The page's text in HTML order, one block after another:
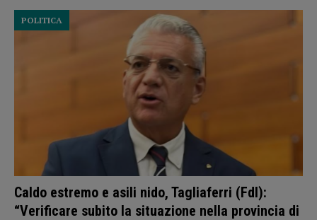
Caldo estremo e asili nido, Tagliaferri (FdI):
“Verificare subito la situazione nella provincia di
POLITICA